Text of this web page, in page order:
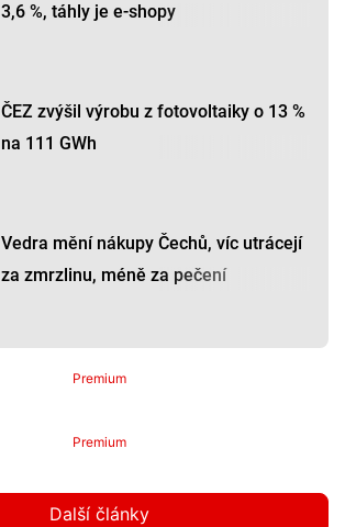
3,6 %, táhly je e-shopy
ČEZ zvýšil výrobu z fotovoltaiky o 13 %
na 111 GWh
Vedra mění nákupy Čechů, víc utrácejí
za zmrzlinu, méně za pečení
Premium
Premium
Další články